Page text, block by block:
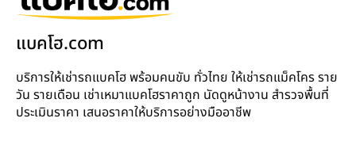
แบคโฮ.com
บริการให้เช่ารถแบคโฮ พร้อมคนขับ ทั่วไทย ให้เช่ารถแม็คโคร ราย
วัน รายเดือน เช่าเหมาแบคโฮราคาถูก นัดดูหน้างาน สำรวจพื้นที่
ประเมินราคา เสนอราคาให้บริการอย่างมืออาชีพ